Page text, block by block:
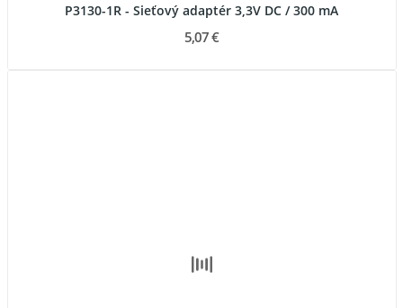
P3130-1R - Sieťový adaptér 3,3V DC / 300 mA
5,07 €